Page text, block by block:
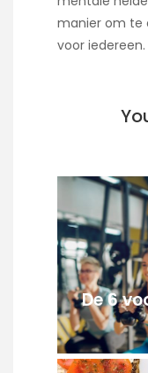
manier om te
voor iedereen.
De 6